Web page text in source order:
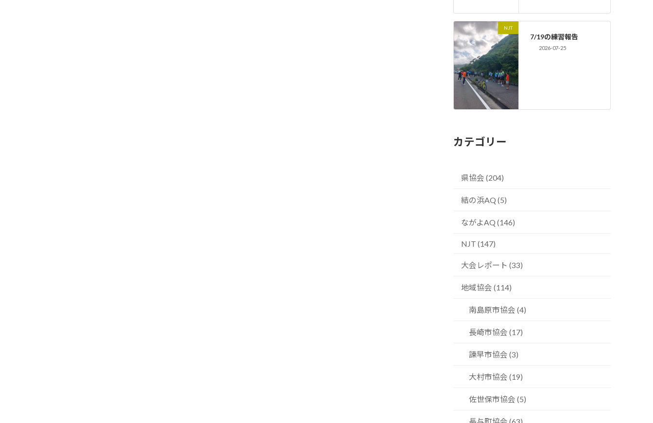
NJT
7/19の練習報告
2026-07-25
カテゴリー
県協会 (204)
結の浜AQ (5)
ながよAQ (146)
NJT (147)
大会レポート (33)
地域協会 (114)
南島原市協会 (4)
長崎市協会 (17)
諫早市協会 (3)
大村市協会 (19)
佐世保市協会 (5)